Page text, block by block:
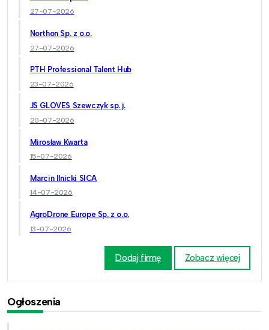
27-07-2026
Northon Sp. z o.o.
27-07-2026
PTH Professional Talent Hub
23-07-2026
JS GLOVES Szewczyk sp. j.
20-07-2026
Mirosław Kwarta
15-07-2026
Marcin Ilnicki SICA
14-07-2026
AgroDrone Europe Sp. z o.o.
13-07-2026
Dodaj firmę Zobacz więcej
Ogłoszenia